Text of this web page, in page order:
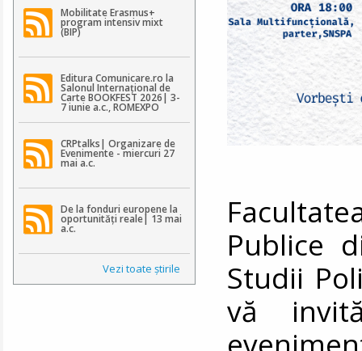
Mobilitate Erasmus+
program intensiv mixt
(BIP)
Editura Comunicare.ro la
Salonul Internațional de
Carte BOOKFEST 2026| 3-
7 iunie a.c., ROMEXPO
CRPtalks| Organizare de
Evenimente - miercuri 27
mai a.c.
De la fonduri europene la
oportunități reale| 13 mai
a.c.
Vezi toate ştirile
Publice
Studii
vă